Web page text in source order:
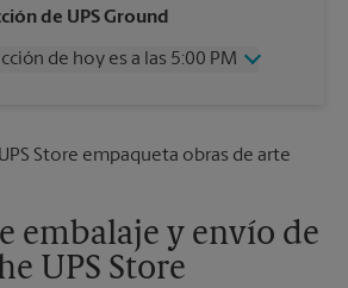
PM
PM
de UPS Ground
de hoy es a las 5:00 PM
PM
PM
5:00 PM
embalaje y envío de
UPS Store